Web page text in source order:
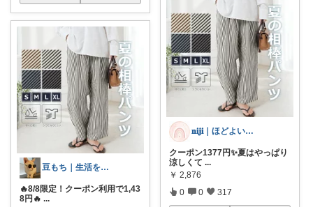
豆もち｜生活を彩るマストバイ
🔥8/8限定！クーポン利用で1,43
8円🔥 ...
𝐧𝐢𝐣𝐢｜ほどよい華を、暮らしに
クーポン1377円✨️夏はやっぱり
涼しくて ...
￥ 2,876
0 0 317